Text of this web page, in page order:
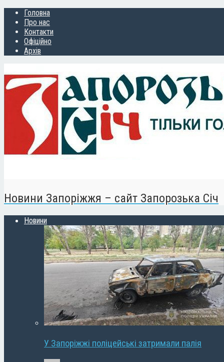
Головна
Про нас
Контакти
Офіційно
Архів
Новини Запоріжжя – сайт Запорозька Січ
Новини
У Запоріжжі поліцейські затримали палія